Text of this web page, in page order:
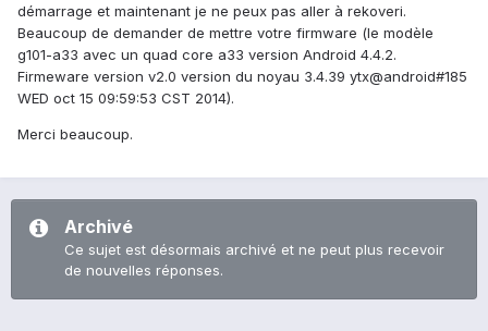
démarrage et maintenant je ne peux pas aller à rekoveri.
Beaucoup de demander de mettre votre firmware (le modèle
g101-a33 avec un quad core a33 version Android 4.4.2.
Firmeware version v2.0 version du noyau 3.4.39 ytx@android#185
WED oct 15 09:59:53 CST 2014).
Merci beaucoup.
Archivé
Ce sujet est désormais archivé et ne peut plus recevoir
de nouvelles réponses.